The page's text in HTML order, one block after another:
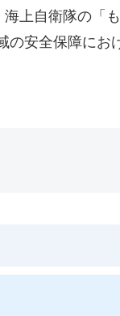
上自衛隊の「
安全保障にお